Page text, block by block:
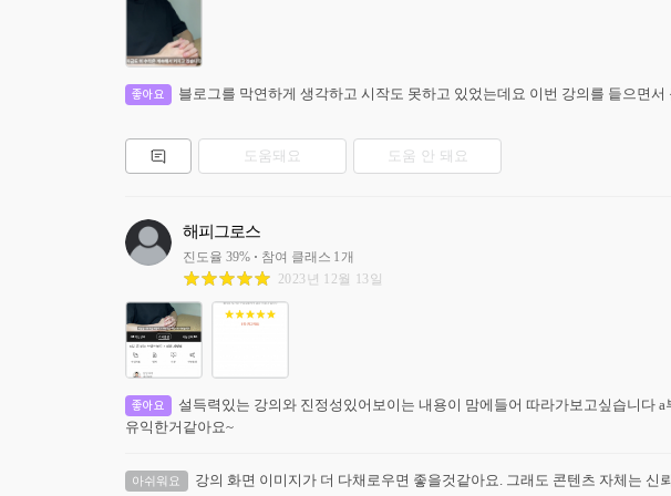
좋아요 블로그를 막연하게 생각하고 시작도 못하고 있었는데요 이번 강의를 듵으면
도움돼요 도움 안 돼요
해피그로스
진도율 39% 참여 클래스 1개
2023년 12월 13일
좋아요
설득력있는 강의와 진정성있어보이는 내용이 맘에들어 따라가보고싶습니다
유익한거같아요~
아쉬워요 강의 화면 이미지가 더 다채로우면 좋을것같아요. 그래도 콘텐츠 자체는 신